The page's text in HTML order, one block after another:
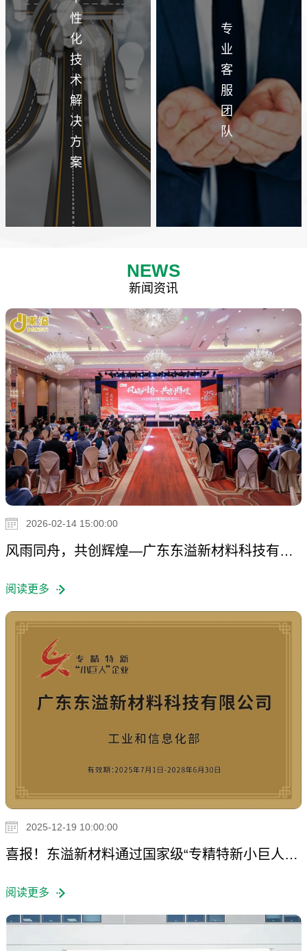
性
化
技
术
解
决
方
案
专
业
客
服
团
队
NEWS
新闻资讯
2026-02-14 15:00:00
风雨同舟，共创辉煌—广东东溢新材料科技有限公司25周年庆典圆满结束
阅读更多
2025-12-19 10:00:00
喜报！东溢新材料通过国家级“专精特新小巨人”认定！
阅读更多